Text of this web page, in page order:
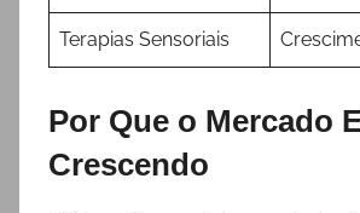
Terapias Sensoriais
Por Que o Mercado
Crescendo